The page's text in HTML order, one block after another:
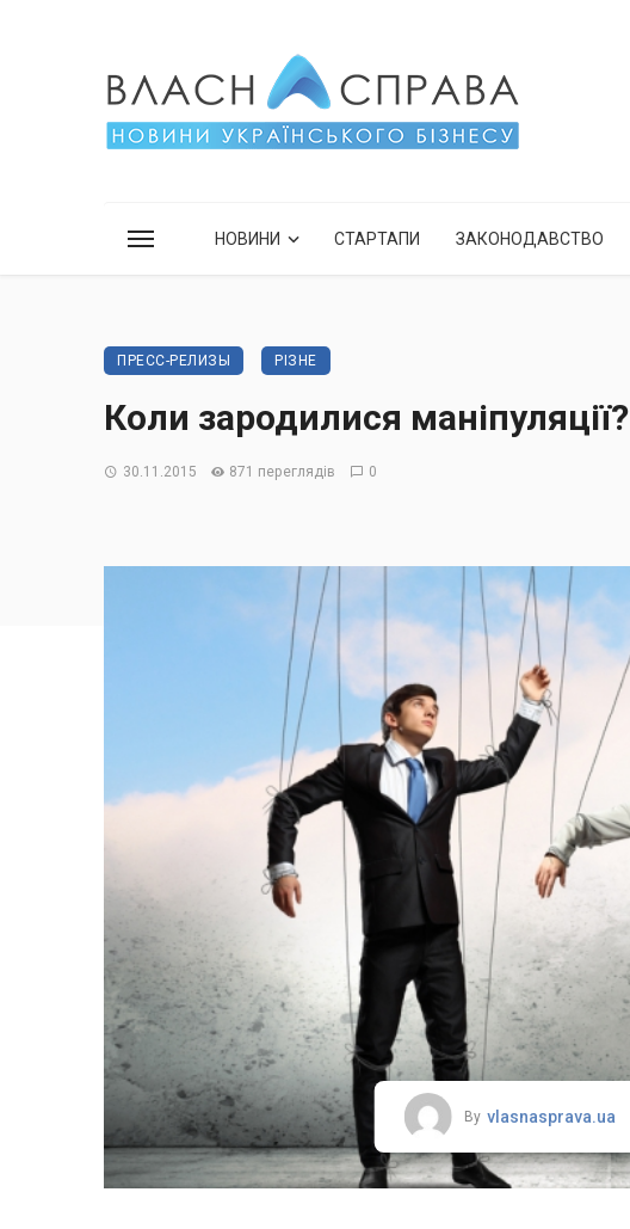
НОВИНИ СТАРТАПИ ЗАКОНОДАВСТВО
ПРЕСС-РЕЛИЗЫ РІЗНЕ
Коли зародилися маніпуляції?
30.11.2015 871 переглядів 0
By vlasnasprava.ua